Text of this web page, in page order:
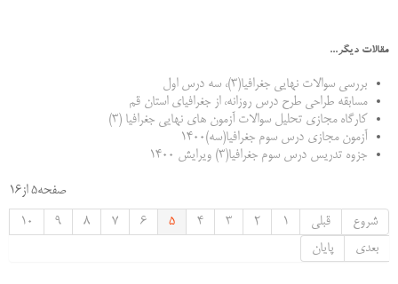
مقالات دیگر...
بررسی سوالات نهایی جغرافیا(3)، سه درس اول
مسابقه طراحی طرح درس روزانه، از جغرافیای استان قم
کارگاه مجازی تحلیل سوالات آزمون های نهایی جغرافیا (3)
آزمون مجازی درس سوم جغرافیا(سه)1400
جزوه تدریس درس سوم جغرافیا(3) ویرایش 1400
صفحه5 از16
شروع
قبلی 1
2
3
4
5
6
7
8
9
10
بعدی
پایان